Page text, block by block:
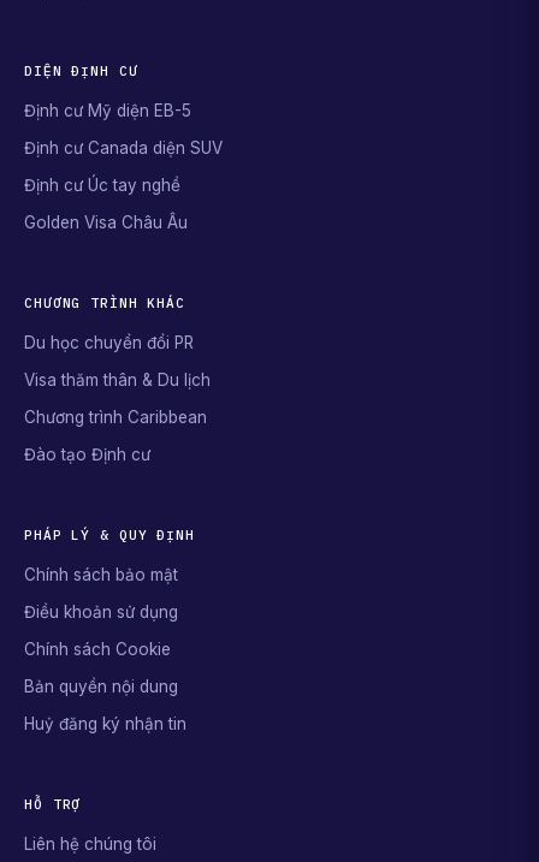
DIỆN ĐỊNH CƯ
Định cư Mỹ diện EB-5
Định cư Canada diện SUV
Định cư Úc tay nghề
Golden Visa Châu Âu
CHƯƠNG TRÌNH KHÁC
Du học chuyển đổi PR
Visa thăm thân & Du lịch
Chương trình Caribbean
Đào tạo Định cư
PHÁP LÝ & QUY ĐỊNH
Chính sách bảo mật
Điều khoản sử dụng
Chính sách Cookie
Bản quyền nội dung
Huỷ đăng ký nhận tin
HỖ TRỢ
Liên hệ chúng tôi